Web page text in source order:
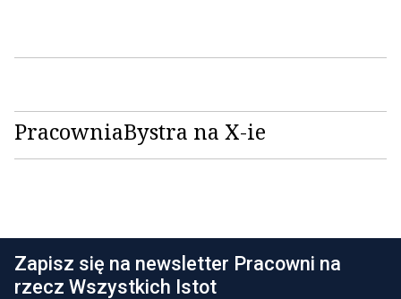
PracowniaBystra na X-ie
Zapisz się na newsletter Pracowni na
rzecz Wszystkich Istot